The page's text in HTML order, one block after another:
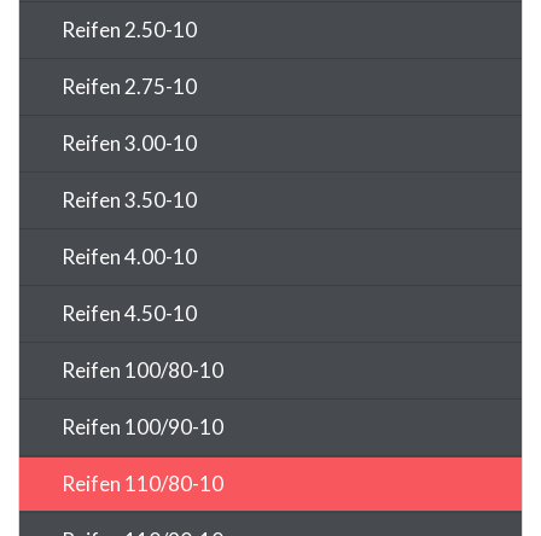
Reifen 2.50-10
Reifen 2.75-10
Reifen 3.00-10
Reifen 3.50-10
Reifen 4.00-10
Reifen 4.50-10
Reifen 100/80-10
Reifen 100/90-10
Reifen 110/80-10